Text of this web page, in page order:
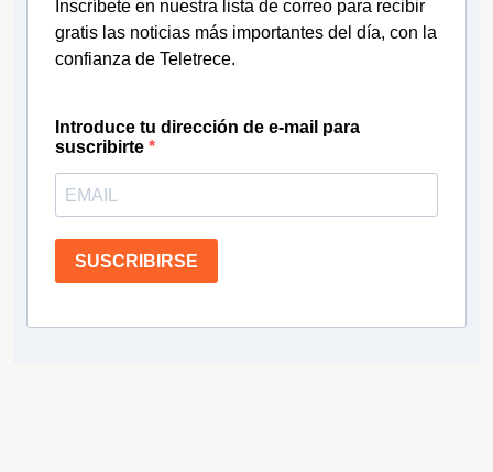
Inscríbete en nuestra lista de correo para recibir
gratis las noticias más importantes del día, con la
confianza de Teletrece.
Introduce tu dirección de e-mail para
suscribirte
SUSCRIBIRSE